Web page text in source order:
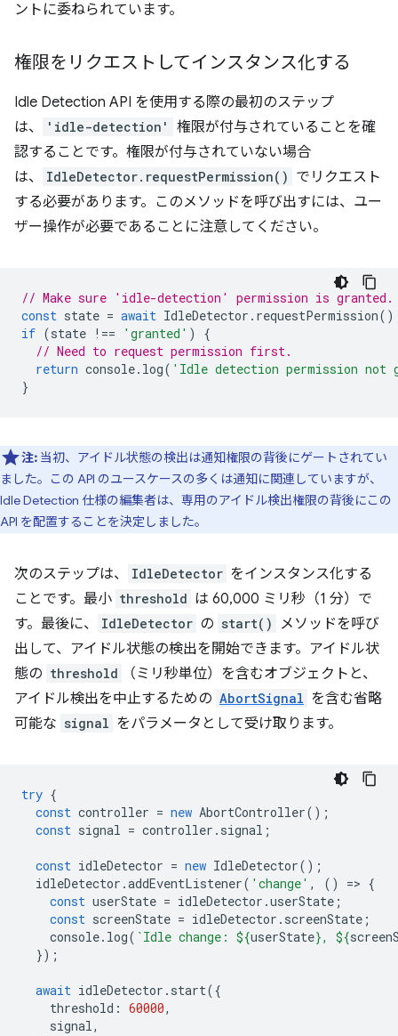
ントに委ねられています。
権限をリクエストしてインスタンス化する
Idle Detection API を使用する際の最初のステップ
は、
'idle-detection'
権限が付与されていることを確
認することです。権限が付与されていない場合
は、
IdleDetector.requestPermission() でリクエスト
する必要があります。このメソッドを呼び出すには、ユー
ザー操作が必要であることに注意してください。
// Make sure 'idle-detection' permission is granted.
const state = await IdleDetector . requestPermission
if (state !== 'granted' )
{
// Need to request permission first.
return console. log( 'Idle detection permission not
}
注: 当初、アイドル状態の検出は通知権限の背後にゲートされてい
ました。この API のユースケースの多くは通知に関連していますが、
Idle Detection 仕様の編集者は、専用のアイドル検出権限の背後にこの
API を配置することを決定しました。
次のステップは、 IdleDetector をインスタンス化する
ことです。最小 threshold は 60,000 ミリ秒（1 分）で
す。最後に、
IdleDetector の start()
メソッドを呼び
出して、アイドル状態の検出を開始できます。アイドル状
態の threshold
（ミリ秒単位）を含むオブジェクトと、
アイドル検出を中止するための AbortSignal を含む省略
可能な signal をパラメータとして受け取ります。
try {
const controller = new AbortController();
const signal = controller . signal ;
const idleDetector = new IdleDetector();
idleDetector .addEventListener( 'change' , () => {
const userState = idleDetector .userState ;
const screenState = idleDetector . screenState ;
console. log( `Idle change: ${userState}, ${
});
await idleDetector . start({
threshold : 60000,
signal,